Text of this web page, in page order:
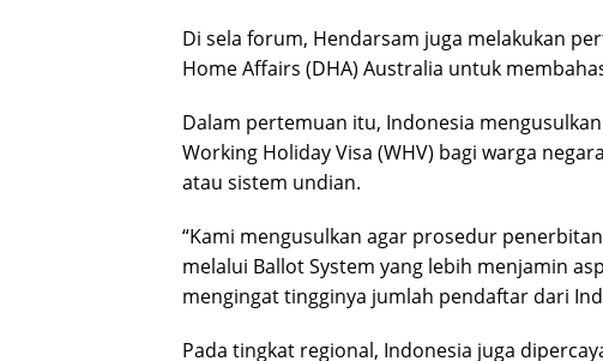
Di sela forum, Hendarsam juga melakukan
Home Affairs (DHA) Australia untuk
Dalam pertemuan itu, Indonesia
Working Holiday Visa (WHV) bagi warga
atau sistem undian.
“Kami mengusulkan agar prosedur
melalui Ballot System yang lebih menjamin
mengingat tingginya jumlah pendaftar dari
Pada tingkat regional, Indonesia juga